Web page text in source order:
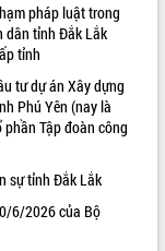
pháp luật trong
dân tỉnh Đắk Lắk
tỉnh
tư dự án Xây dựng
Phú Yên (nay là
Tập đoàn công
sự tỉnh Đắk Lắk
6/2026 của Bộ